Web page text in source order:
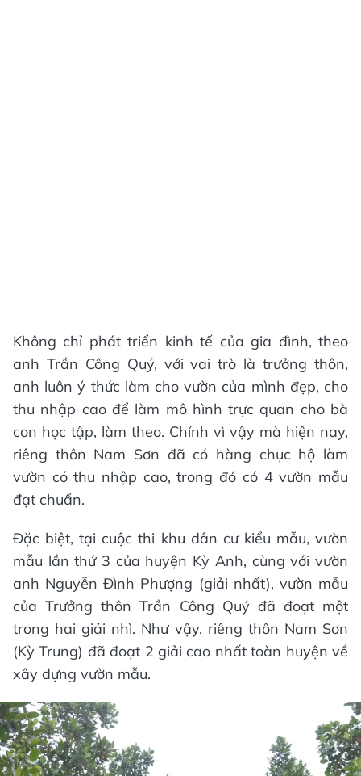
Không chỉ phát triển kinh tế của gia đình, theo
anh Trần Công Quý, với vai trò là trưởng thôn,
anh luôn ý thức làm cho vườn của mình đẹp, cho
thu nhập cao để làm mô hình trực quan cho bà
con học tập, làm theo. Chính vì vậy mà hiện nay,
riêng thôn Nam Sơn đã có hàng chục hộ làm
vườn có thu nhập cao, trong đó có 4 vườn mẫu
đạt chuẩn.
Đặc biệt, tại cuộc thi khu dân cư kiểu mẫu, vườn
mẫu lần thứ 3 của huyện Kỳ Anh, cùng với vườn
anh Nguyễn Đình Phượng (giải nhất), vườn mẫu
của Trưởng thôn Trần Công Quý đã đoạt một
trong hai giải nhì. Như vậy, riêng thôn Nam Sơn
(Kỳ Trung) đã đoạt 2 giải cao nhất toàn huyện về
xây dựng vườn mẫu.